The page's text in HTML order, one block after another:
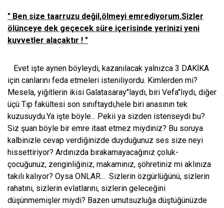
" Ben size taarruzu değil,ölmeyi emrediyorum.Sizler
ölünceye dek geçecek süre içerisinde yerinizi yeni
kuvvetler alacaktır ! "
Evet işte aynen böyleydi, kazanılacak yalnızca 3 DAKİKA
için canlarını feda etmeleri isteniliyordu. Kimlerden mi?
Mesela, yiğitlerin ikisi Galatasaray"laydı, biri Vefa"lıydı, diğer
üçü Tıp fakültesi son sınıftaydı,hele biri anasının tek
kuzusuydu.Ya işte böyle... Pekii ya sizden istenseydi bu?
Siz şuan böyle bir emre itaat etmez miydiniz? Bu soruya
kalbinizle cevap verdiğinizde duyduğunuz ses size neyi
hissettiriyor? Ardınızda bırakamayacağınız çoluk-
çocuğunuz, zenginliğiniz, makamınız, şöhretiniz mi aklınıza
takılı kalıyor? Oysa ONLAR... Sizlerin özgürlüğünü, sizlerin
rahatını, sizlerin evlatlarını, sizlerin geleceğini
düşünmemişler miydi? Bazen umutsuzluğa düştüğünüzde